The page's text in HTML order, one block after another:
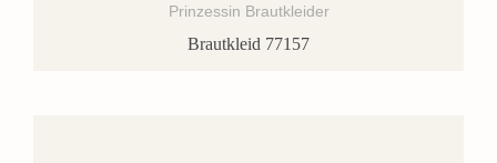
Prinzessin Brautkleider
Brautkleid 77157